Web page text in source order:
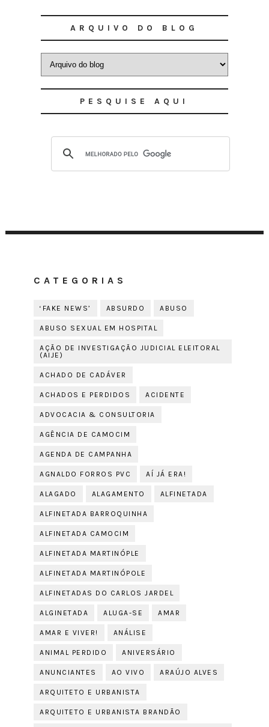
ARQUIVO DO BLOG
PESQUISE AQUI
CATEGORIAS
‘FAKE NEWS’ ABSURDO ABUSO
ABUSO SEXUAL EM HOSPITAL
AÇÃO DE INVESTIGAÇÃO JUDICIAL ELEITORAL
(AIJE)
ACHADO DE CADÁVER
ACHADOS E PERDIDOS ACIDENTE
ADVOCACIA & CONSULTORIA
AGÊNCIA DE CAMOCIM
AGENDA DE CAMPANHA
AGNALDO FORROS PVC AÍ JÁ ERA!
ALAGADO ALAGAMENTO ALFINETADA
ALFINETADA BARROQUINHA
ALFINETADA CAMOCIM
ALFINETADA MARTINÓPLE
ALFINETADA MARTINÓPOLE
ALFINETADAS DO CARLOS JARDEL
ALGINETADA ALUGA-SE AMAR
AMAR E VIVER! ANÁLISE
ANIMAL PERDIDO ANIVERSÁRIO
ANUNCIANTES AO VIVO ARAÚJO ALVES
ARQUITETO E URBANISTA
ARQUITETO E URBANISTA BRANDÃO